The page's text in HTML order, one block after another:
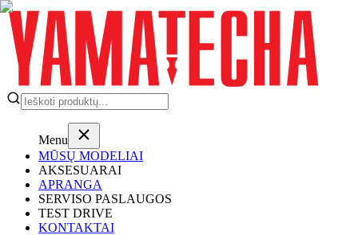
Menu
MŪSŲ MODELIAI
AKSESUARAI
APRANGA
SERVISO PASLAUGOS
TEST DRIVE
KONTAKTAI